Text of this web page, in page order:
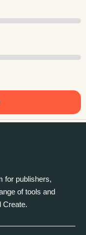
for publishers,
of tools and
Create.